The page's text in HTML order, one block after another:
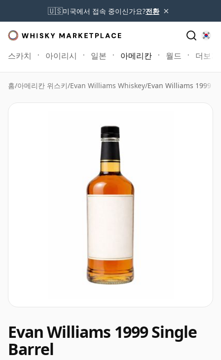
🇺🇸미국에서 접속 중이신가요?전환 ×
스카치 아이리시 일본 아메리칸 월드 더보기
홈/아메리칸 위스키/Evan Williams Whiskey/Evan Williams 1999
Evan Williams 1999 Single
Barrel